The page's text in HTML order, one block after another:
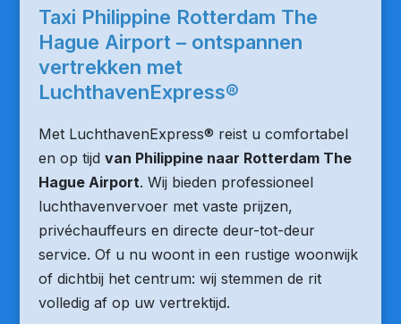
Taxi Philippine Rotterdam The
Hague Airport – ontspannen
vertrekken met
LuchthavenExpress®
Met LuchthavenExpress® reist u comfortabel
en op tijd van Philippine naar Rotterdam The
Hague Airport. Wij bieden professioneel
luchthavenvervoer met vaste prijzen,
privéchauffeurs en directe deur-tot-deur
service. Of u nu woont in een rustige woonwijk
of dichtbij het centrum: wij stemmen de rit
volledig af op uw vertrektijd.